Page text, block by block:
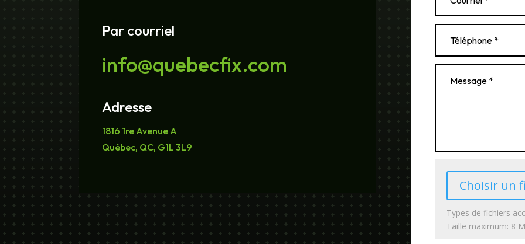
Par courriel
info@quebecfix.com
Adresse
1816 1re Avenue A
Québec, QC, G1L 3L9
Choisir un
Types de fichiers
Taille maximum: 8